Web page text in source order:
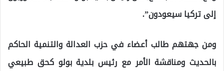
إلى تركيا سيعودون”.
ومن جهتهم طالب أعضاء في حزب العدالة والتنمية الحاكم
بالحديث ومناقشة الأمر مع رئيس بلدية بولو كحق طبيعي